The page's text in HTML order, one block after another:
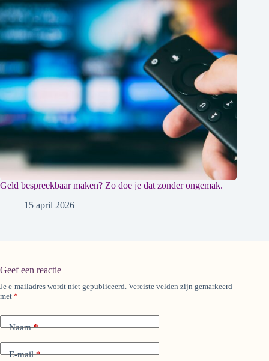
Geld bespreekbaar maken? Zo doe je dat zonder ongemak.
15 april 2026
Geef een reactie
Je e-mailadres wordt niet gepubliceerd. Vereiste velden zijn gemarkeerd
met *
Naam*
E-mail*
A
l
r
n
a